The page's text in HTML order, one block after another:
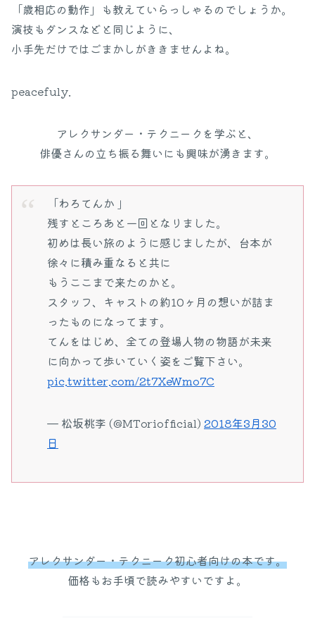
「歳相応の動作」も教えていらっしゃるのでしょうか。
演技もダンスなどと同じように、
小手先だけではごまかしがききませんよね。
peacefuly.
アレクサンダー・テクニークを学ぶと、
俳優さんの立ち振る舞いにも興味が湧きます。
「わろてんか 」
残すところあと一回となりました。
初めは長い旅のように感じましたが、台本が
徐々に積み重なると共に
もうここまで来たのかと。
スタッフ、キャストの約10ヶ月の想いが詰ま
ったものになってます。
てんをはじめ、全ての登場人物の物語が未来
に向かって歩いていく姿をご覧下さい。
pic.twitter.com/2t7XeWmo7C
— 松坂桃李 (@MToriofficial) 2018年3月30
日
アレクサンダー・テクニーク初心者向けの本です。
価格もお手頃で読みやすいですよ。